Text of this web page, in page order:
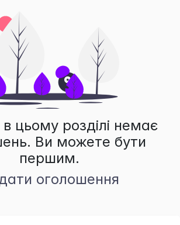
цьому розділі немає
Ви можете бути
першим.
оголошення